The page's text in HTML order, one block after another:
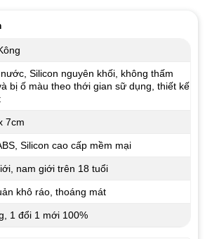
Silicon nguyên khối, không thấm
bị ố màu theo thới gian sữ dụng, thiết kế
7cm
Silicon cao cấp mềm mại
nam giới trên 18 tuổi
khô ráo, thoáng mát
1 đổi 1 mới 100%